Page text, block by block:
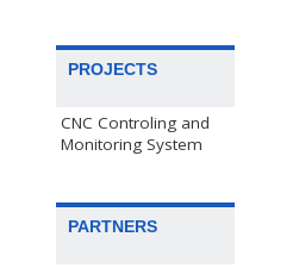
PROJECTS
CNC Controling and
Monitoring System
PARTNERS